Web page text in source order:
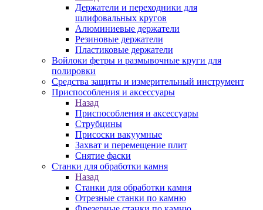
Держатели и переходники для
шлифовальных кругов
Алюминиевые держатели
Резиновые держатели
Пластиковые держатели
Войлоки фетры и размывочные круги для
полировки
Средства защиты и измерительный инструмент
Приспособления и аксессуары
Назад
Приспособления и аксессуары
Струбцины
Присоски вакуумные
Захват и перемещение плит
Снятие фаски
Станки для обработки камня
Назад
Станки для обработки камня
Отрезные станки по камню